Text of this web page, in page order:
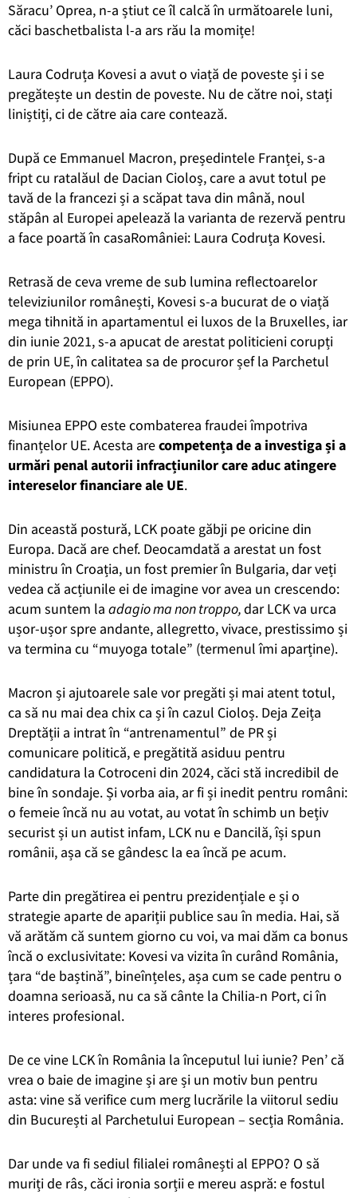
Săracu’ Oprea, n-a știut ce îl calcă în următoarele luni,
căci baschetbalista l-a ars rău la momițe!
Laura Codruța Kovesi a avut o viață de poveste și i se
pregătește un destin de poveste. Nu de către noi, stați
liniștiți, ci de către aia care contează.
După ce Emmanuel Macron, președintele Franței, s-a
fript cu ratalăul de Dacian Cioloș, care a avut totul pe
tavă de la francezi și a scăpat tava din mână, noul
stăpân al Europei apelează la varianta de rezervă pentru
a face poartă în casaRomâniei: Laura Codruța Kovesi.
Retrasă de ceva vreme de sub lumina reflectoarelor
televiziunilor românești, Kovesi s-a bucurat de o viață
mega tihnită in apartamentul ei luxos de la Bruxelles, iar
din iunie 2021, s-a apucat de arestat politicieni corupți
de prin UE, în calitatea sa de procuror șef la Parchetul
European (EPPO).
Misiunea EPPO este combaterea fraudei împotriva
finanțelor UE. Acesta arecompetența de a investiga și a
urmări penal autorii infracțiunilor care aduc atingere
intereselor financiare ale UE.
Din această postură, LCK poate găbji pe oricine din
Europa. Dacă are chef. Deocamdată a arestat un fost
ministru în Croația, un fost premier în Bulgaria, dar veți
vedea că acțiunile ei de imagine vor avea un crescendo:
acum suntem la adagio ma non troppo,dar LCK va urca
ușor-ușor spre andante, allegretto, vivace, prestissimo și
va termina cu “muyoga totale” (termenul îmi aparține).
Macron și ajutoarele sale vor pregăti și mai atent totul,
ca să nu mai dea chix ca și în cazul Cioloș. Deja Zeița
Dreptății a intrat în “antrenamentul” de PR și
comunicare politică, e pregătită asiduu pentru
candidatura la Cotroceni din 2024, căci stă incredibil de
bine în sondaje. Și vorba aia, ar fi și inedit pentru români:
o femeie încă nu au votat, au votat în schimb un bețiv
securist și un autist infam, LCK nu e Dancilă, își spun
românii, așa că se gândesc la ea încă pe acum.
Parte din pregătirea ei pentru prezidențiale e și o
strategie aparte de apariții publice sau în media. Hai, să
vă arătăm că suntem giorno cu voi, va mai dăm ca bonus
încă o exclusivitate: Kovesi va vizita în curând România,
țara “de baștină”, bineînțeles, așa cum se cade pentru o
doamna serioasă, nu ca să cânte la Chilia-n Port, ci în
interes profesional.
De ce vine LCK în România la începutul lui iunie? Pen’ că
vrea o baie de imagine și are și un motiv bun pentru
asta: vine să verifice cum merg lucrările la viitorul sediu
din București al Parchetului European – secția România.
Dar unde va fi sediul filialei românești al EPPO? O să
muriți de râs, căci ironia sorții e mereu aspră: e fostul